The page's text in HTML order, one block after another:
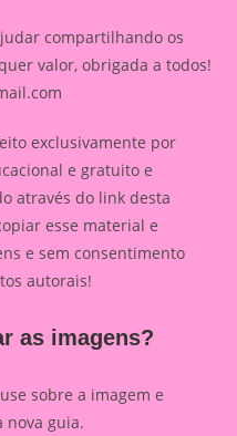
compartilhando os
valor, obrigada a todos!
exclusivamente por
e gratuito e
através do link desta
esse material e
e sem consentimento
autorais!
as imagens?
sobre a imagem e
nova guia.